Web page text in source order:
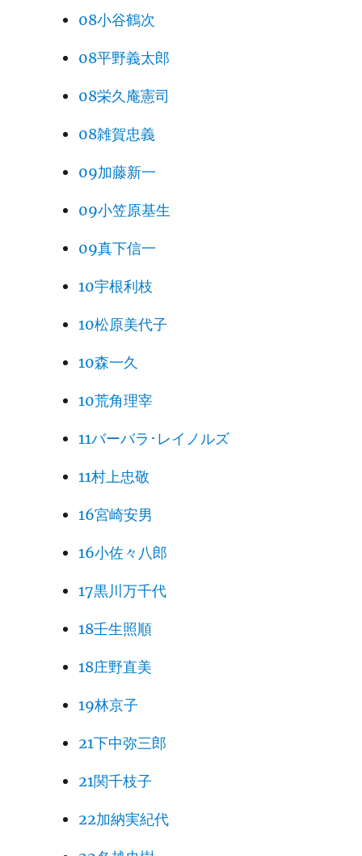
08小谷鶴次
08平野義太郎
08栄久庵憲司
08雑賀忠義
09加藤新一
09小笠原基生
09真下信一
10宇根利枝
10松原美代子
10森一久
10荒角理宰
11バーバラ･レイノルズ
11村上忠敬
16宮崎安男
16小佐々八郎
17黒川万千代
18壬生照順
18庄野直美
19林京子
21下中弥三郎
21関千枝子
22加納実紀代